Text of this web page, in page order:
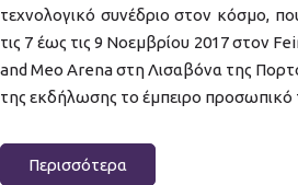
τεχνολογικό συνέδριο στον κόσμο,
τις 7 έως τις 9 Νοεμβρίου 2017 στον
and Meo Arena στη Λισαβόνα της
της εκδήλωσης το έμπειρο προσωπικό
Περισσότερα